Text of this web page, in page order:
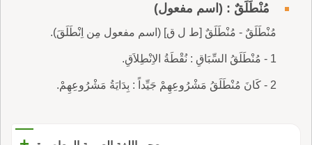
مُنْطَلَقٌ : (اسم مفعول)
مُنْطَلَقٌ - مُنْطَلَقٌ [ط ل ق] (اسم مفعول مِن اِنْطَلَقَ).
1 - مُنْطَلَقُ السِّبَاقِ : نُقْطَةُ الاِنْطِلاَقِ.
2 - كَانَ مُنْطَلَقُ مَشْرُوعِهِمْ جَيِّداً : بِدَايَةُ مَشْرُوعِهِمْ.